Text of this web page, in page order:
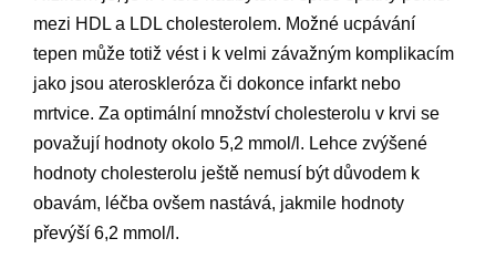
mezi HDL a LDL cholesterolem. Možné ucpávání
tepen může totiž vést i k velmi závažným komplikacím
jako jsou ateroskleróza či dokonce infarkt nebo
mrtvice. Za optimální množství cholesterolu v krvi se
považují hodnoty okolo 5,2 mmol/l. Lehce zvýšené
hodnoty cholesterolu ještě nemusí být důvodem k
obavám, léčba ovšem nastává, jakmile hodnoty
převýší 6,2 mmol/l.